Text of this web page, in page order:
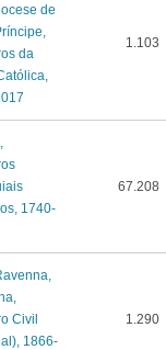
de
da
1.103
1740-
67.208
Civil
1866-
1.290